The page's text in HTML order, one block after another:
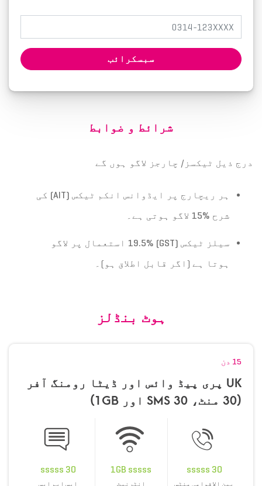
سبسکرائب
شرائط و ضوابط
درج ذیل ٹیکسز/ چارجز لاگو ہوں گے
ہر ریچارج پر ایڈوانس انکم ٹیکس (AIT)
کی
شرح %15 لاگو ہوتی ہے۔
سیلز ٹیکس (GST)
19.5% استعمال پر لاگو
ہوتا ہے (اگر قابل اطلاق ہو)۔
ہوٹ بنڈلز
15 دن
UK پری پیڈ وائس اور ڈیٹا رومنگ آفر
(30 منٹ، 30 SMS اور 1GB)
30 sssss
بین الاقوامی منٹس
1GB sssss
انٹرنیٹ
30 sssss
ایس ایم ایس